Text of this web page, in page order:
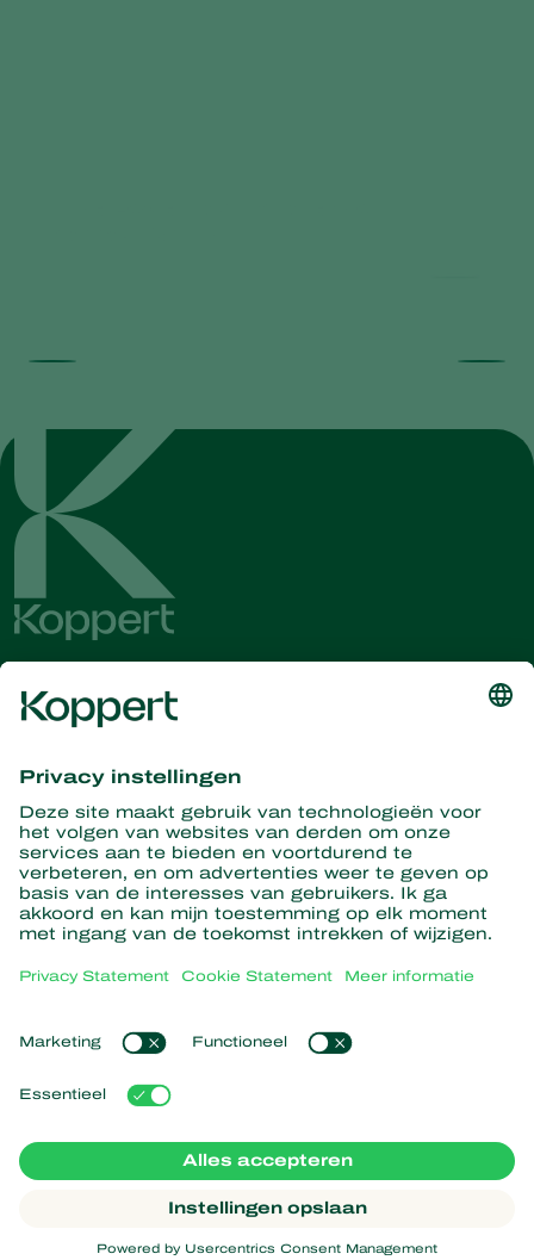
Ontvang het laatste nieuws en
informatie
Hier aanmelden
Partners with Nature
Roofmijten
Roofinsecten
Nuttige nematoden
Nuttige micro-organismen
Gewasbescherming
Nieuws en informatie
Werken bij Koppert
Populaire links
Ervaringen van klanten
Koppert One
Koppert Global
Cookies beheren
Cookieverklaring